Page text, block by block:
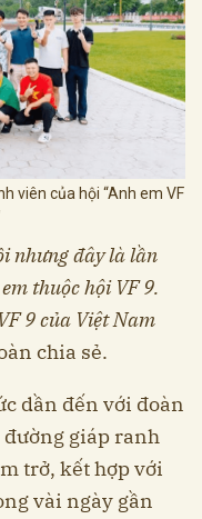
viên của hội “Anh em VF
nhưng đây là lần
thuộc hội VF 9.
9 của Việt Nam
chia sẻ.
dần đến với đoàn
đường giáp ranh
trở, kết hợp với
vài ngày gần